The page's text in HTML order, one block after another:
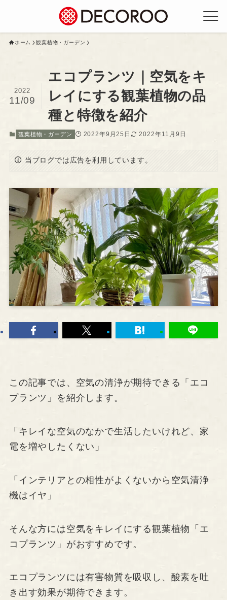
ホーム 観葉植物・ガーデン
エコプランツ｜空気をキ
レイにする観葉植物の品
種と特徴を紹介
2022
11/09
観葉植物・ガーデン 2022年9月25日 2022年11月9日
当ブログでは広告を利用しています。
この記事では、空気の清浄が期待できる「エコ
プランツ」を紹介します。
「キレイな空気のなかで生活したいけれど、家
電を増やしたくない」
「インテリアとの相性がよくないから空気清浄
機はイヤ」
そんな方には空気をキレイにする観葉植物「エ
コプランツ」がおすすめです。
エコプランツには有害物質を吸収し、酸素を吐
き出す効果が期待できます。